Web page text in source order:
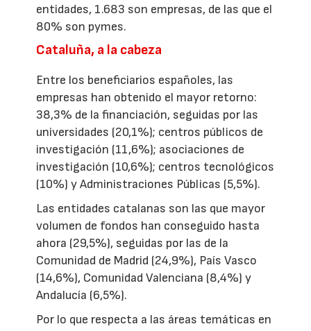
entidades, 1.683 son empresas, de las que el
80% son pymes.
Cataluña, a la cabeza
Entre los beneficiarios españoles, las
empresas han obtenido el mayor retorno:
38,3% de la financiación, seguidas por las
universidades (20,1%); centros públicos de
investigación (11,6%); asociaciones de
investigación (10,6%); centros tecnológicos
(10%) y Administraciones Públicas (5,5%).
Las entidades catalanas son las que mayor
volumen de fondos han conseguido hasta
ahora (29,5%), seguidas por las de la
Comunidad de Madrid (24,9%), País Vasco
(14,6%), Comunidad Valenciana (8,4%) y
Andalucía (6,5%).
Por lo que respecta a las áreas temáticas en